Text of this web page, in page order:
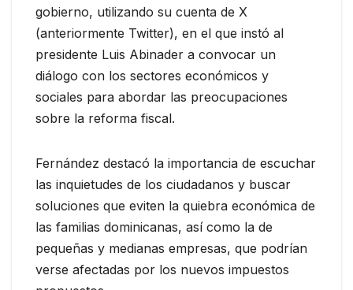
gobierno, utilizando su cuenta de X
(anteriormente Twitter), en el que instó al
presidente Luis Abinader a convocar un
diálogo con los sectores económicos y
sociales para abordar las preocupaciones
sobre la reforma fiscal.
Fernández destacó la importancia de escuchar
las inquietudes de los ciudadanos y buscar
soluciones que eviten la quiebra económica de
las familias dominicanas, así como la de
pequeñas y medianas empresas, que podrían
verse afectadas por los nuevos impuestos